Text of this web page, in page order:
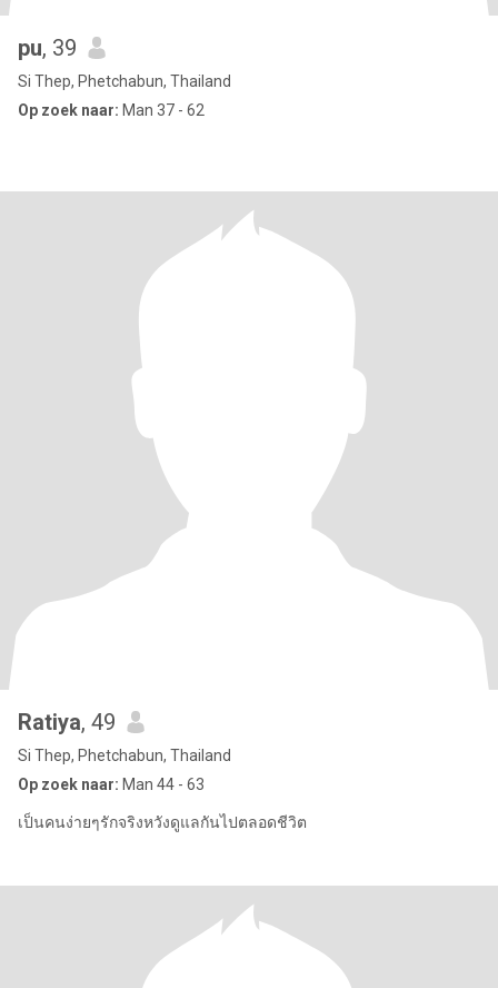
pu, 39
Si Thep, Phetchabun, Thailand
Op zoek naar: Man 37 - 62
Ratiya, 49
Si Thep, Phetchabun, Thailand
Op zoek naar: Man 44 - 63
เป็นคนง่ายๆรักจริงหวังดูแลกันไปตลอดชีวิต